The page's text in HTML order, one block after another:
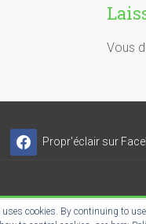
Vous
Propr'éclair sur
© 2026Propr'éclair ✓
cookies. By continuing to